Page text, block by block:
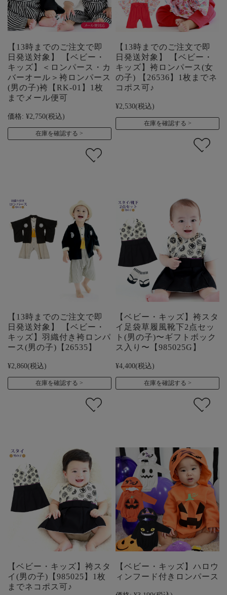
【13時までのご注文で即
日発送対象】 【ベビー・
キッズ】＜ロンパース・カ
バーオール＞袴ロンパース
(男の子)袴【RK-01】1枚
までメール便可
価格: ¥2,750(税込)
在庫を確認する
【13時までのご注文で即
日発送対象】 【ベビー・
キッズ】袴ロンパース(女
の子) 【26536】1枚までネ
コポス可♪
¥2,530(税込)
在庫を確認する
【13時までのご注文で即
日発送対象】 【ベビー・
キッズ】羽織付き袴ロンパ
ース(男の子)【26535】
¥2,860(税込)
在庫を確認する
【ベビー・キッズ】袴スタ
イ足袋草履風靴下2点セッ
ト(男の子)〜ギフトボック
ス入り〜【985025G】
¥4,400(税込)
在庫を確認する
【ベビー・キッズ】袴スタ
イ(男の子)【985025】1枚
までネコポス可♪
【ベビー・キッズ】ハロウ
ィンフード付きロンパース